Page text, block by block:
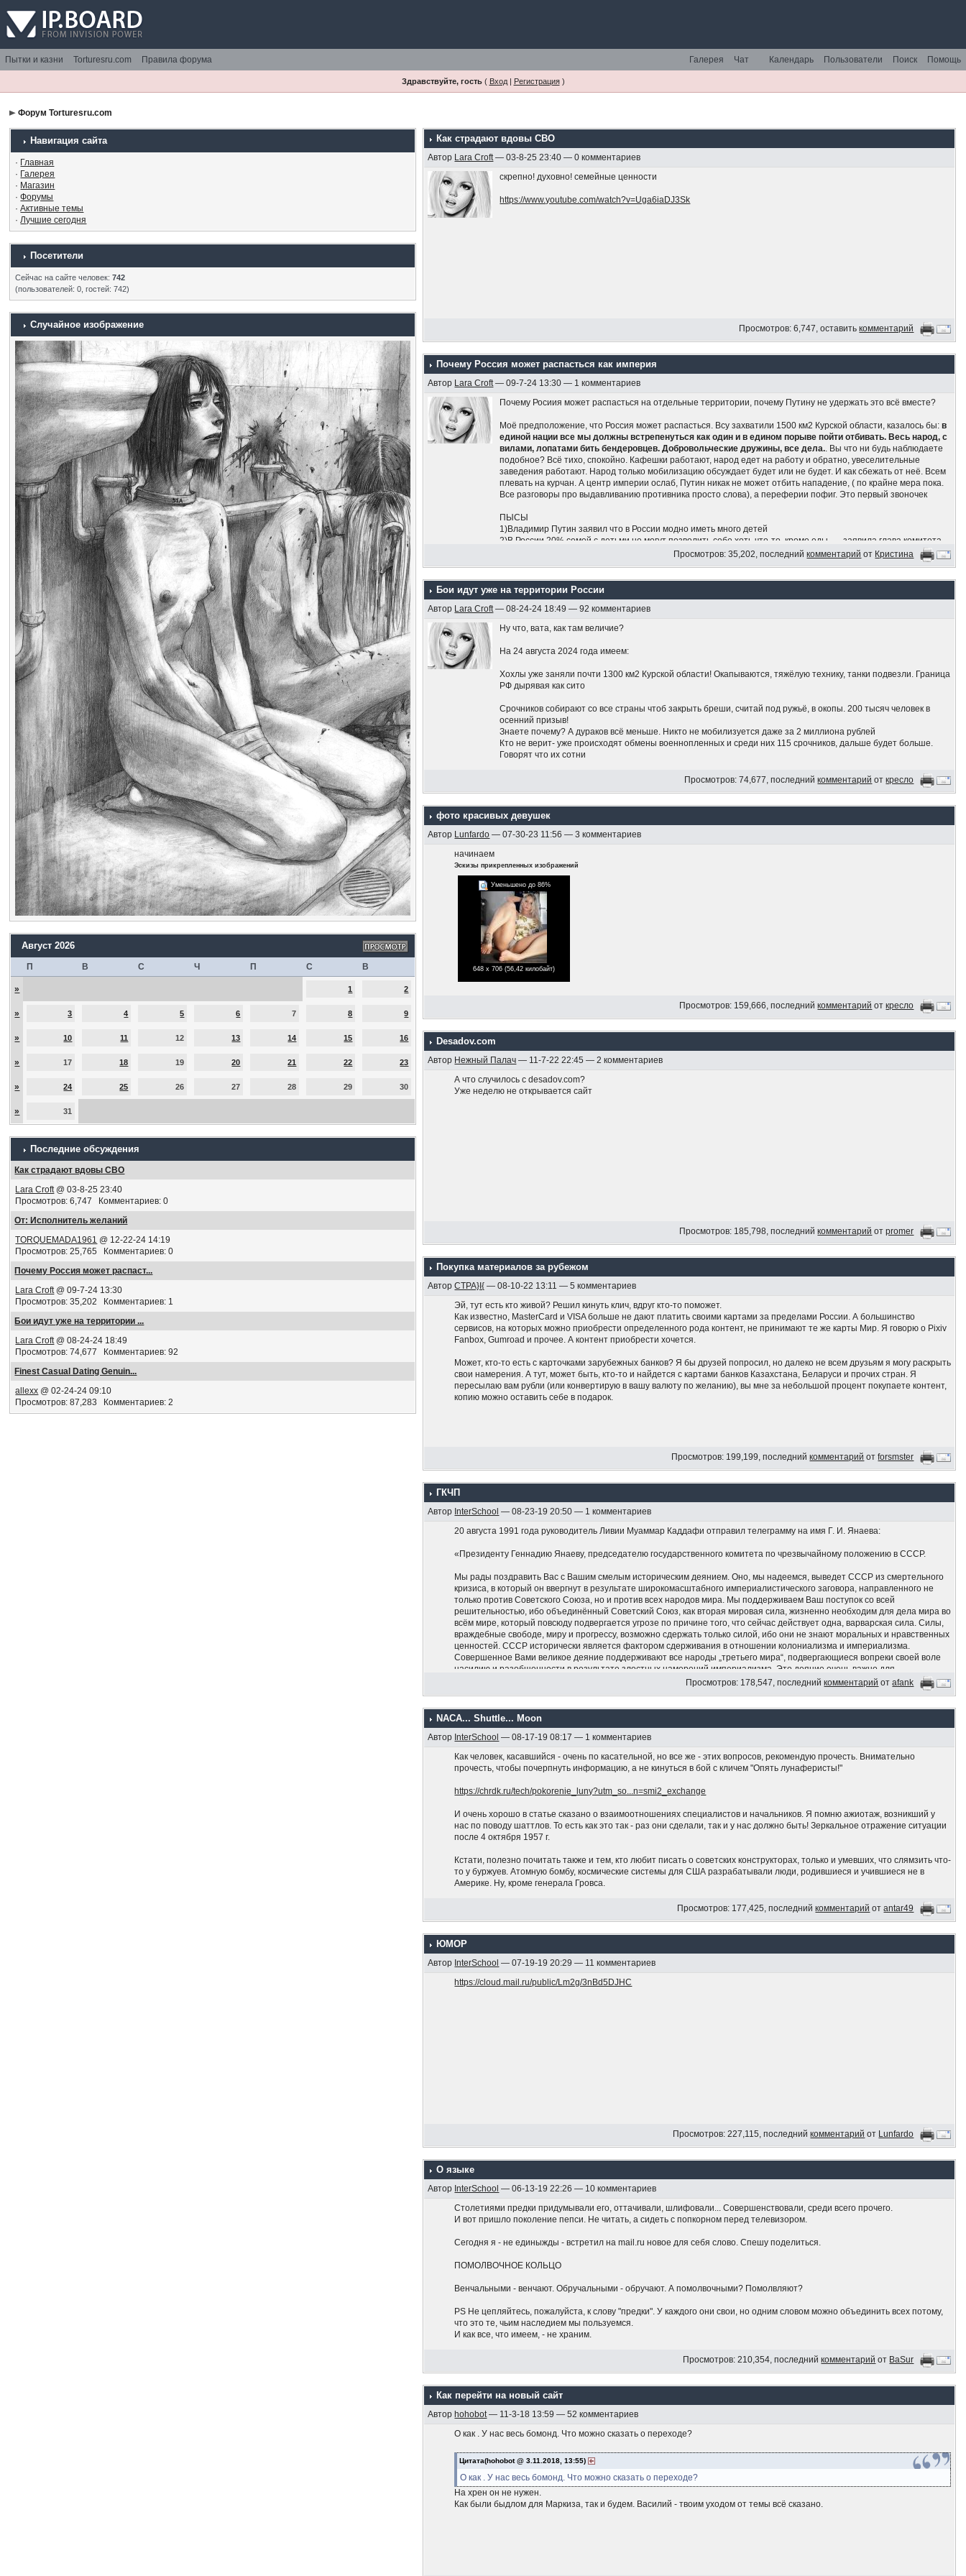
Пытки и казни Torturesru.com Правила форума Помощь
Поиск
Пользователи
Календарь
Чат
Галерея
Здравствуйте, гость( Вход| Регистрация)
Форум Torturesru.com
Навигация сайта
· Главная
· Галерея
· Магазин
·Форумы
·Активные темы
·Лучшие сегодня
Посетители
Сейчас на сайте человек:742
(пользователей: 0, гостей: 742)
Случайное изображение
Август 2026
П В С Ч П С В
» 1 2
» 3 4 5 6 7 8 9
» 10 11 12 13 14 15 16
» 17 18 19 20 21 22 23
» 24 25 26 27 28 29 30
» 31
Последние обсуждения
Как страдают вдовы СВО
Lara Croft@ 03-8-25 23:40
Просмотров: 6,747 Комментариев: 0
От: Исполнитель желаний
TORQUEMADA1961 @ 12-22-24 14:19
Просмотров: 25,765 Комментариев: 0
Почему Россия может распаст...
Lara Croft@ 09-7-24 13:30
Просмотров: 35,202 Комментариев: 1
Бои идут уже на территории ...
Lara Croft@ 08-24-24 18:49
Просмотров: 74,677 Комментариев: 92
Finest Сasual Dating Genuin...
allexx @ 02-24-24 09:10
Просмотров: 87,283 Комментариев: 2
Как страдают вдовы СВО
Автор Lara Croft— 03-8-25 23:40 — 0 комментариев
скрепно! духовно! семейные ценности
https://www.youtube.com/watch?v=Uga6iaDJ3Sk
Просмотров: 6,747, оставитькомментарий
Почему Россия может распасться как империя
Автор Lara Croft— 09-7-24 13:30 — 1 комментариев
Почему Росиия может распасться на отдельные территории, почему Путину не удержать это всё вместе?
Моё предположение, что Россия может распасться. Всу захватили 1500 км2 Курской области, казалось бы:в
единой нации все мы должны встрепенуться как один и в едином порыве пойти отбивать. Весь народ, с
вилами, лопатами бить бендеровцев. Добровольческие дружины, все дела.. Вы что ни будь наблюдаете
подобное? Всё тихо, спокойно. Кафешки работают, народ едет на работу и обратно, увеселительные
заведения работают. Народ только мобилизацию обсуждает будет или не будет. И как сбежать от неё. Всем
плевать на курчан. А центр империи ослаб, Путин никак не может отбить нападение, ( по крайне мера пока.
Все разговоры про выдавливанию противника просто слова), а переферии пофиг. Это первый звоночек
ПЫСЫ
1)Владимир Путин заявил что в России модно иметь много детей
2)В России 20% семей с детьми не могут позволить себе хоть что-то, кроме еды, — заявила глава комитета
общей сложности около 70% семей с детьми можно назвать бедными, — заявила Останина на ВЭФ
Просмотров: 35,202, последнийкомментарий от Кристина
Бои идут уже на территории России
Автор Lara Croft— 08-24-24 18:49 — 92 комментариев
Ну что, вата, как там величие?
На 24 августа 2024 года имеем:
Хохлы уже заняли почти 1300 км2 Курской области! Окапываются, тяжёлую технику, танки подвезли. Граница
РФ дырявая как сито
Срочников собирают со все страны чтоб закрыть бреши, считай под ружьё, в окопы. 200 тысяч человек в
осенний призыв!
Знаете почему? А дураков всё меньше. Никто не мобилизуется даже за 2 миллиона рублей
Кто не верит- уже происходят обмены военнопленных и среди них 115 срочников, дальше будет больше.
Говорят что их сотни
Жители Курской области бегут хрен знает куда,побросав хозяйство, даже за Урал. Путин роздал по 10 тысяч
На курской АЭС провели молебен против наступления ВСУ
Беспилотники летают по всей России и бомбят нефтехраны и НПЗ
Это только то, что я слышал.. а что не слышал пока.. ууууу... держитесь там
Нет никаких красных линий, потому что Путин не ответил ядеркой на вторжение украинцев в Рф. Угрозы
ядеркой это блеф.
Никаких попыток остановить украинских оккупантов нет. Люди пропускают украинскую армию, словно
это Пригожин на Москву идёт.
Просмотров: 74,677, последнийкомментарий откресло
фото красивых девушек
Автор Lunfardo — 07-30-23 11:56 — 3 комментариев
начинаем
Эскизы прикрепленных изображений
Уменьшено до 86%
648 x 706 (56,42 килобайт)
Просмотров: 159,666, последнийкомментарий откресло
Desadov.com
Автор Нежный Палач — 11-7-22 22:45 — 2 комментариев
А что случилось с desadov.com?
Уже неделю не открывается сайт
Просмотров: 185,798, последнийкомментарий отpromer
Покупка материалов за рубежом
АвторCTPA}I{ — 08-10-22 13:11 — 5 комментариев
Эй, тут есть кто живой? Решил кинуть клич, вдруг кто-то поможет.
Как известно, MasterCard и VISA больше не дают платить своими картами за пределами России. А большинство
сервисов, на которых можно приобрести определенного рода контент, не принимают те же карты Мир. Я говорю о Pixiv
Fanbox, Gumroad и прочее. А контент приобрести хочется.
Может, кто-то есть с карточками зарубежных банков? Я бы друзей попросил, но далеко не всем друзьям я могу раскрыть
свои намерения. А тут, может быть, кто-то и найдется с картами банков Казахстана, Беларуси и прочих стран. Я
пересылаю вам рубли (или конвертирую в вашу валюту по желанию), вы мне за небольшой процент покупаете контент,
копию можно оставить себе в подарок.
Просмотров: 199,199, последнийкомментарий отforsmster
ГКЧП
Автор InterSchool — 08-23-19 20:50 — 1 комментариев
20 августа 1991 года руководитель Ливии Муаммар Каддафи отправил телеграмму на имя Г. И. Янаева:
«Президенту Геннадию Янаеву, председателю государственного комитета по чрезвычайному положению в СССР.
Мы рады поздравить Вас с Вашим смелым историческим деянием. Оно, мы надеемся, выведет СССР из смертельного
кризиса, в который он ввергнут в результате широкомасштабного империалистического заговора, направленного не
только против Советского Союза, но и против всех народов мира. Мы поддерживаем Ваш поступок со всей
решительностью, ибо объединённый Советский Союз, как вторая мировая сила, жизненно необходим для дела мира во
всём мире, который повсюду подвергается угрозе по причине того, что сейчас действует одна, варварская сила. Силы,
враждебные свободе, миру и прогрессу, возможно сдержать только силой, ибо они не знают моральных и нравственных
ценностей. СССР исторически является фактором сдерживания в отношении колониализма и империализма.
Совершенное Вами великое деяние поддерживают все народы „третьего мира“, подвергающиеся вопреки своей воле
насилию и разобщенности в результате злостных намерений империализма. Это деяние очень важно для
возрождения мирового престижа СССР, достоинства советского гражданина, которое империалисты хотели попрать
своими грязными ступнями, а также для восстановления единства, столь необходимого для народов и территорий
исторической дружбе с СССР, которой мы ни при каких условиях не поступались. Ливия выступает за обеспечение дела
мира, социализма и свободы всех народов и своих принципов — в отличие от колеблющихся, слабых и алчных. Мы
подтверждаем, что поддерживаем Вас и стоим вместе с Вами. Да здравствует революционная борьба во имя свободы,
Просмотров: 178,547, последнийкомментарий отafank
NACA... Shuttle... Moon
Автор InterSchool — 08-17-19 08:17 — 1 комментариев
Как человек, касавшийся - очень по касательной, но все же - этих вопросов, рекомендую прочесть. Внимательно
прочесть, чтобы почерпнуть информацию, а не кинуться в бой с кличем "Опять лунаферисты!"
https://chrdk.ru/tech/pokorenie_luny?utm_so...n=smi2_exchange
И очень хорошо в статье сказано о взаимоотношениях специалистов и начальников. Я помню ажиотаж, возникший у
нас по поводу шаттлов. То есть как это так - раз они сделали, так и у нас должно быть! Зеркальное отражение ситуации
после 4 октября 1957 г.
Кстати, полезно почитать также и тем, кто любит писать о советских конструкторах, только и умевших, что слямзить что-
то у буржуев. Атомную бомбу, космические системы для США разрабатывали люди, родившиеся и учившиеся не в
Америке. Ну, кроме генерала Гровса.
PS В заголовке темы нет опечатки. Это я так попытался показать, что не лаптем щи хлебаю.
Просмотров: 177,425, последнийкомментарий отantar49
ЮМОР
Автор InterSchool — 07-19-19 20:29 — 11 комментариев
https://cloud.mail.ru/public/Lm2g/3nBd5DJHC
Просмотров: 227,115, последнийкомментарий от Lunfardo
О языке
Автор InterSchool — 06-13-19 22:26 — 10 комментариев
Столетиями предки придумывали его, оттачивали, шлифовали... Совершенствовали, среди всего прочего.
И вот пришло поколение пепси. Не читать, а сидеть с попкорном перед телевизором.
Сегодня я - не единыжды - встретил на mail.ru новое для себя слово. Спешу поделиться.
ПОМОЛВОЧНОЕ КОЛЬЦО
Венчальными - венчают. Обручальными - обручают. А помолвочными? Помолвляют?
PS Не цепляйтесь, пожалуйста, к слову "предки". У каждого они свои, но одним словом можно объединить всех потому,
что это те, чьим наследием мы пользуемся.
И как все, что имеем, - не храним.
Просмотров: 210,354, последнийкомментарий от BaSur
Как перейти на новый сайт
Автор hohobot— 11-3-18 13:59 — 52 комментариев
О как . У нас весь бомонд. Что можно сказать о переходе?
Цитата(hohobot @ 3.11.2018, 13:55)
О как . У нас весь бомонд. Что можно сказать о переходе?
На хрен он не нужен.
Как были быдлом для Маркиза, так и будем. Василий - твоим уходом от темы всё сказано.